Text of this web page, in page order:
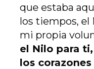
que estaba
los tiempos, el
mi propia
el Nilo para
los